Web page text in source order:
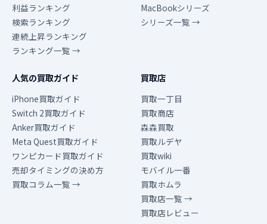
利益ランキング
検索ランキング
連続上昇ランキング
ランキング一覧 →
MacBookシリーズ
シリーズ一覧 →
人気の買取ガイド
iPhone買取ガイド
Switch 2買取ガイド
Anker買取ガイド
Meta Quest買取ガイド
ワンピカード買取ガイド
売却タイミングの決め方
買取コラム一覧 →
買取店
買取一丁目
買取商店
森森買取
買取ルデヤ
買取wiki
モバイル一番
買取ホムラ
買取店一覧 →
買取店レビュー